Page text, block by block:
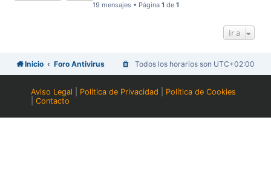
19 mensajes • Página 1 de 1
Ir a
Inicio Foro Antivirus Todos los horarios son UTC+02:00
Aviso Legal Política de Privacidad
Política de Cookies
|Contacto